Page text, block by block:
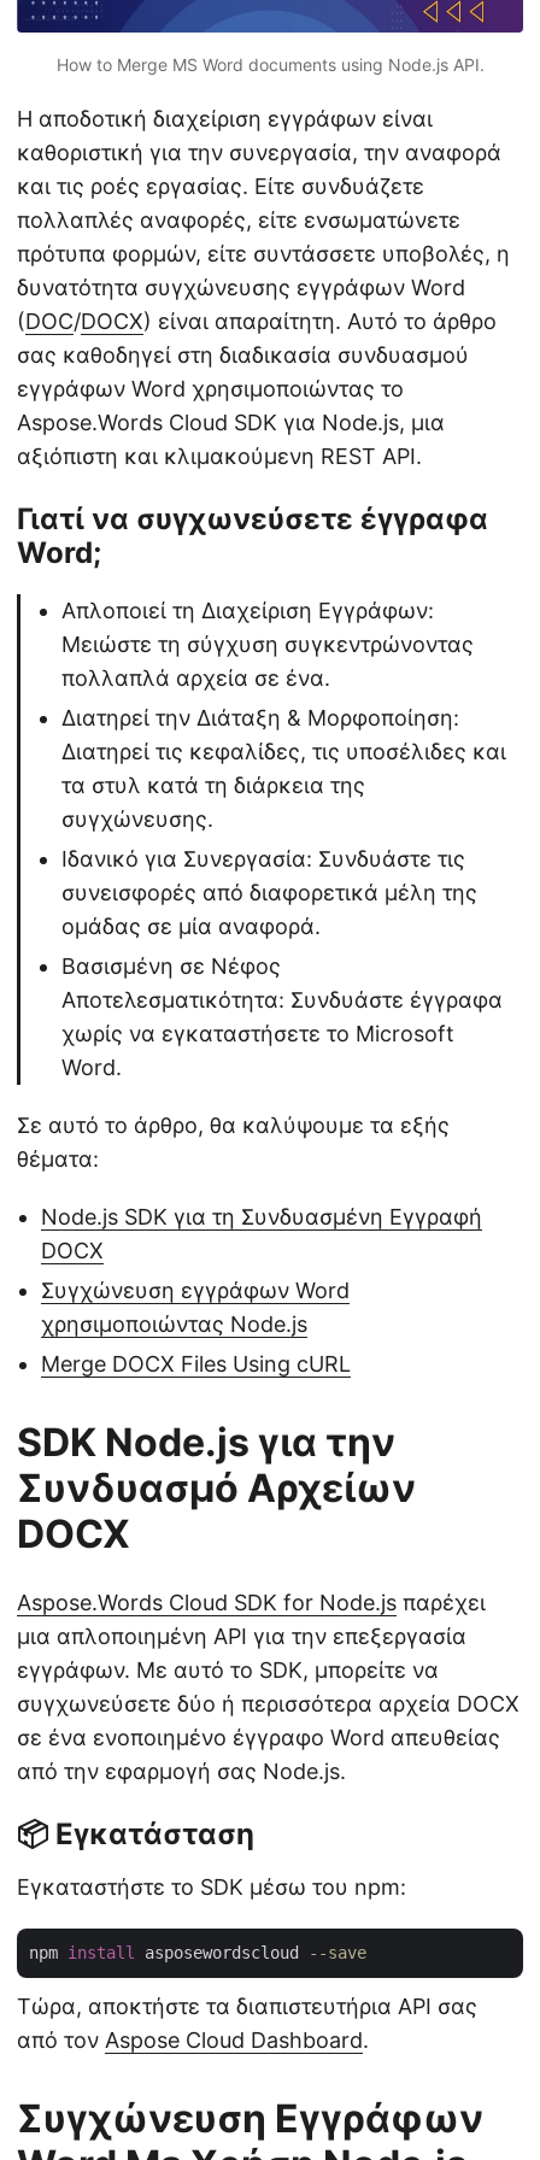
How to Merge MS Word documents using Node.js API.
Η αποδοτική διαχείριση εγγράφων είναι
καθοριστική για την συνεργασία, την αναφορά
και τις ροές εργασίας. Είτε συνδυάζετε
πολλαπλές αναφορές, είτε ενσωματώνετε
πρότυπα φορμών, είτε συντάσσετε υποβολές, η
δυνατότητα συγχώνευσης εγγράφων Word
(DOC/DOCX) είναι απαραίτητη. Αυτό το άρθρο
σας καθοδηγεί στη διαδικασία συνδυασμού
εγγράφων Word χρησιμοποιώντας το
Aspose.Words Cloud SDK για Node.js, μια
αξιόπιστη και κλιμακούμενη REST API.
Γιατί να συγχωνεύσετε έγγραφα
Word;
Απλοποιεί τη Διαχείριση Εγγράφων:
Μειώστε τη σύγχυση συγκεντρώνοντας
πολλαπλά αρχεία σε ένα.
Διατηρεί την Διάταξη & Μορφοποίηση:
Διατηρεί τις κεφαλίδες, τις υποσέλιδες και
τα στυλ κατά τη διάρκεια της
συγχώνευσης.
Ιδανικό για Συνεργασία: Συνδυάστε τις
συνεισφορές από διαφορετικά μέλη της
ομάδας σε μία αναφορά.
Βασισμένη σε Νέφος
Αποτελεσματικότητα: Συνδυάστε έγγραφα
χωρίς να εγκαταστήσετε το Microsoft
Word.
Σε αυτό το άρθρο, θα καλύψουμε τα εξής
θέματα:
Node.js SDK για τη Συνδυασμένη Εγγραφή
DOCX
Συγχώνευση εγγράφων Word
χρησιμοποιώντας Node.js
Merge DOCX Files Using cURL
SDK Node.js για την
Συνδυασμό Αρχείων
DOCX
Αspose.Words Cloud SDK for Node.js παρέχει
μια απλοποιημένη API για την επεξεργασία
εγγράφων. Με αυτό το SDK, μπορείτε να
συγχωνεύσετε δύο ή περισσότερα αρχεία DOCX
σε ένα ενοποιημένο έγγραφο Word απευθείας
από την εφαρμογή σας Node.js.
📦 Εγκατάσταση
Εγκαταστήστε το SDK μέσω του npm:
npm install asposewordscloud --save
Τώρα, αποκτήστε τα διαπιστευτήρια API σας
από τον Aspose Cloud Dashboard.
Συγχώνευση Εγγράφων